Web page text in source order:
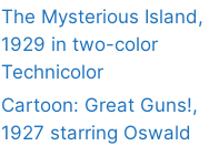
The Mysterious Island,
1929 in two-color
Technicolor
Cartoon: Great Guns!,
1927 starring Oswald